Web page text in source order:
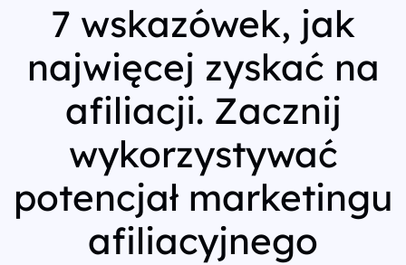
7 wskazówek, jak
najwięcej zyskać na
afiliacji. Zacznij
wykorzystywać
potencjał marketingu
afiliacyjnego